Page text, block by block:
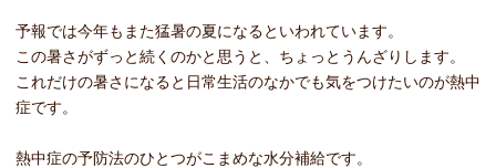
予報では今年もまた猛暑の夏になるといわれています。
この暑さがずっと続くのかと思うと、ちょっとうんざりします。
これだけの暑さになると日常生活のなかでも気をつけたいのが熱中
症です。
熱中症の予防法のひとつがこまめな水分補給です。